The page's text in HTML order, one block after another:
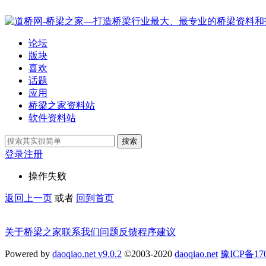
论坛
版块
喜欢
话题
应用
桥梁之家资料站
软件资料站
搜索
登录注册
操作失败
返回上一页 或者 回到首页
关于桥梁之家联系我们问题反馈程序建议
Powered by daoqiao.net v9.0.2 ©2003-2020 daoqiao.net 豫ICP备